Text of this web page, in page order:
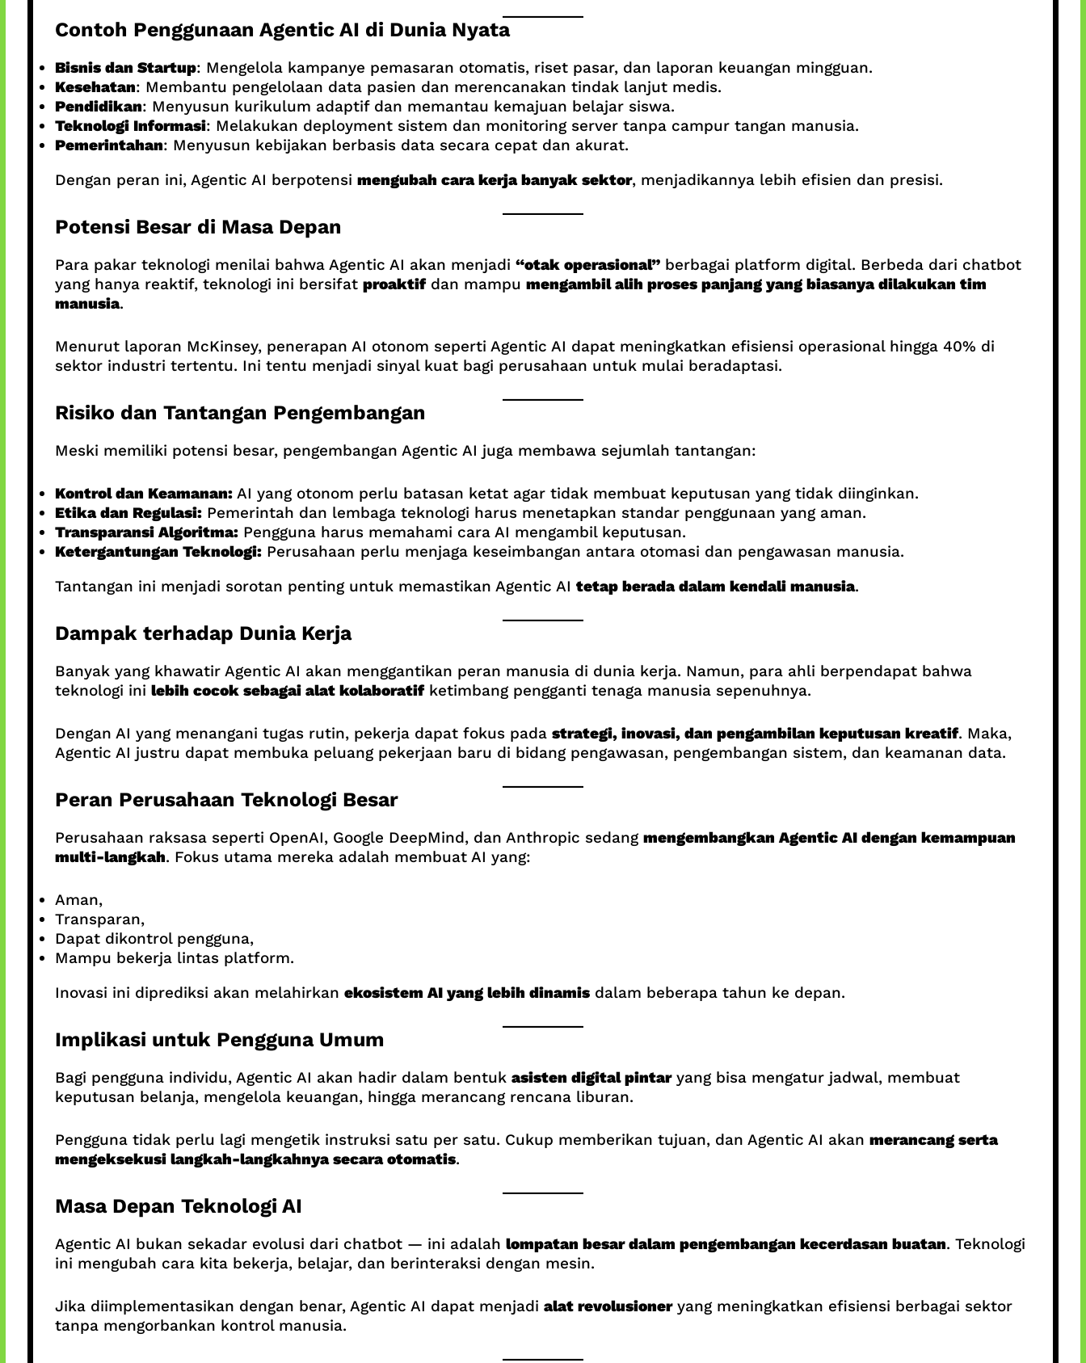
Contoh Penggunaan Agentic AI di Dunia Nyata
Bisnis dan Startup: Mengelola kampanye pemasaran otomatis, riset pasar, dan laporan keuangan mingguan.
Kesehatan: Membantu pengelolaan data pasien dan merencanakan tindak lanjut medis.
Pendidikan: Menyusun kurikulum adaptif dan memantau kemajuan belajar siswa.
Teknologi Informasi: Melakukan deployment sistem dan monitoring server tanpa campur tangan manusia.
Pemerintahan: Menyusun kebijakan berbasis data secara cepat dan akurat.
Dengan peran ini, Agentic AI berpotensi mengubah cara kerja banyak sektor, menjadikannya lebih efisien dan presisi.
Potensi Besar di Masa Depan
Para pakar teknologi menilai bahwa Agentic AI akan menjadi “otak operasional”berbagai platform digital. Berbeda dari chatbot
yang hanya reaktif, teknologi ini bersifat proaktifdan mampu mengambil alih proses panjang yang biasanya dilakukan tim
manusia.
Menurut laporan McKinsey, penerapan AI otonom seperti Agentic AI dapat meningkatkan efisiensi operasional hingga 40% di
sektor industri tertentu. Ini tentu menjadi sinyal kuat bagi perusahaan untuk mulai beradaptasi.
Risiko dan Tantangan Pengembangan
Meski memiliki potensi besar, pengembangan Agentic AI juga membawa sejumlah tantangan:
Kontrol dan Keamanan:AI yang otonom perlu batasan ketat agar tidak membuat keputusan yang tidak diinginkan.
Etika dan Regulasi:Pemerintah dan lembaga teknologi harus menetapkan standar penggunaan yang aman.
Transparansi Algoritma:Pengguna harus memahami cara AI mengambil keputusan.
Ketergantungan Teknologi:Perusahaan perlu menjaga keseimbangan antara otomasi dan pengawasan manusia.
Tantangan ini menjadi sorotan penting untuk memastikan Agentic AI tetap berada dalam kendali manusia.
Dampak terhadap Dunia Kerja
Banyak yang khawatir Agentic AI akan menggantikan peran manusia di dunia kerja. Namun, para ahli berpendapat bahwa
teknologi ini lebih cocok sebagai alat kolaboratifketimbang pengganti tenaga manusia sepenuhnya.
Dengan AI yang menangani tugas rutin, pekerja dapat fokus pada strategi, inovasi, dan pengambilan keputusan kreatif. Maka,
Agentic AI justru dapat membuka peluang pekerjaan baru di bidang pengawasan, pengembangan sistem, dan keamanan data.
Peran Perusahaan Teknologi Besar
Perusahaan raksasa seperti OpenAI, Google DeepMind, dan Anthropic sedang mengembangkan Agentic AI dengan kemampuan
multi-langkah. Fokus utama mereka adalah membuat AI yang:
Aman,
Transparan,
Dapat dikontrol pengguna,
Mampu bekerja lintas platform.
Inovasi ini diprediksi akan melahirkan ekosistem AI yang lebih dinamisdalam beberapa tahun ke depan.
Implikasi untuk Pengguna Umum
Bagi pengguna individu, Agentic AI akan hadir dalam bentuk asisten digital pintaryang bisa mengatur jadwal, membuat
keputusan belanja, mengelola keuangan, hingga merancang rencana liburan.
Pengguna tidak perlu lagi mengetik instruksi satu per satu. Cukup memberikan tujuan, dan Agentic AI akan merancang serta
mengeksekusi langkah-langkahnya secara otomatis.
Masa Depan Teknologi AI
Agentic AI bukan sekadar evolusi dari chatbot — ini adalah lompatan besar dalam pengembangan kecerdasan buatan. Teknologi
ini mengubah cara kita bekerja, belajar, dan berinteraksi dengan mesin.
Jika diimplementasikan dengan benar, Agentic AI dapat menjadi alat revolusioneryang meningkatkan efisiensi berbagai sektor
tanpa mengorbankan kontrol manusia.